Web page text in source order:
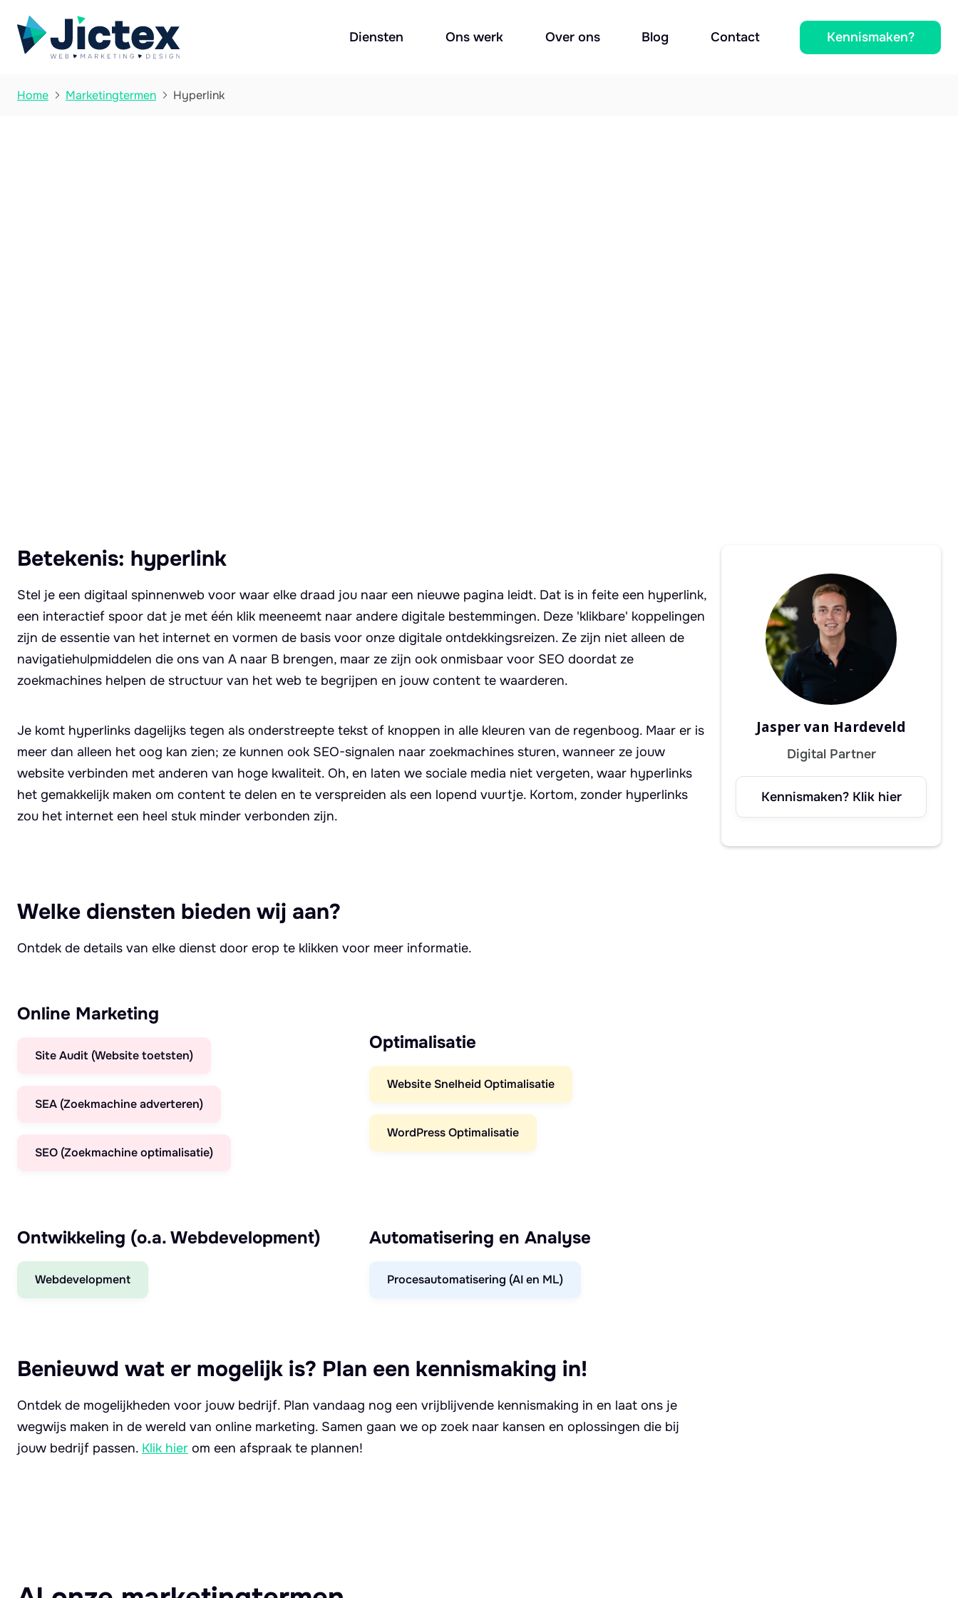
Diensten Ons werk Over ons Blog Contact Kennismaken?
Home  Marketingtermen  Hyperlink
Betekenis: hyperlink
Stel je een digitaal spinnenweb voor waar elke draad jou naar een nieuwe pagina leidt. Dat is in feite een hyperlink,
een interactief spoor dat je met één klik meeneemt naar andere digitale bestemmingen. Deze 'klikbare' koppelingen
zijn de essentie van het internet en vormen de basis voor onze digitale ontdekkingsreizen. Ze zijn niet alleen de
navigatiehulpmiddelen die ons van A naar B brengen, maar ze zijn ook onmisbaar voor SEO doordat ze
zoekmachines helpen de structuur van het web te begrijpen en jouw content te waarderen.
Je komt hyperlinks dagelijks tegen als onderstreepte tekst of knoppen in alle kleuren van de regenboog. Maar er is
meer dan alleen het oog kan zien; ze kunnen ook SEO-signalen naar zoekmachines sturen, wanneer ze jouw
website verbinden met anderen van hoge kwaliteit. Oh, en laten we sociale media niet vergeten, waar hyperlinks
het gemakkelijk maken om content te delen en te verspreiden als een lopend vuurtje. Kortom, zonder hyperlinks
zou het internet een heel stuk minder verbonden zijn.
Welke diensten bieden wij aan?
Ontdek de details van elke dienst door erop te klikken voor meer informatie.
Online Marketing
Site Audit (Website toetsten)
SEA (Zoekmachine adverteren)
SEO (Zoekmachine optimalisatie)
Optimalisatie
Website Snelheid Optimalisatie
WordPress Optimalisatie
Ontwikkeling (o.a. Webdevelopment)
Webdevelopment
Automatisering en Analyse
Procesautomatisering (AI en ML)
Benieuwd wat er mogelijk is? Plan een kennismaking in!
Ontdek de mogelijkheden voor jouw bedrijf. Plan vandaag nog een vrijblijvende kennismaking in en laat ons je
wegwijs maken in de wereld van online marketing. Samen gaan we op zoek naar kansen en oplossingen die bij
jouw bedrijf passen. Klik hier om een afspraak te plannen!
Jasper van Hardeveld
Digital Partner
Kennismaken? Klik hier